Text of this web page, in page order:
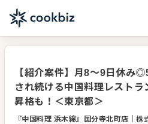
【紹介案件】月8～9日休み
され続ける中国料理レスト
昇格も！＜東京都＞
『中国料理 浜木綿』国分寺北町店 ｜株